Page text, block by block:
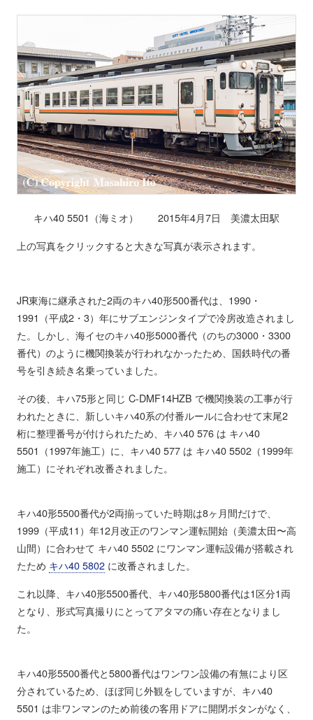
キハ40 5501（海ミオ） 2015年4月7日 美濃太田駅
上の写真をクリックすると大きな写真が表示されます。
JR東海に継承された2両のキハ40形500番代は、1990・
1991（平成2・3）年にサブエンジンタイプで冷房改造されまし
た。しかし、海イセのキハ40形5000番代（のちの3000・3300
番代）のように機関換装が行われなかったため、国鉄時代の番
号を引き続き名乗っていました。
その後、キハ75形と同じ C-DMF14HZB で機関換装の工事が行
われたときに、新しいキハ40系の付番ルールに合わせて末尾2
桁に整理番号が付けられたため、キハ40 576 は キハ40
5501（1997年施工）に、キハ40 577 は キハ40 5502（1999年
施工）にそれぞれ改番されました。
キハ40形5500番代が2両揃っていた時期は8ヶ月間だけで、
1999（平成11）年12月改正のワンマン運転開始（美濃太田〜高
山間）に合わせて キハ40 5502 にワンマン運転設備が搭載され
たため キハ40 5802に改番されました。
これ以降、キハ40形5500番代、キハ40形5800番代は1区分1両
となり、形式写真撮りにとってアタマの痛い存在となりまし
た。
キハ40形5500番代と5800番代はワンワン設備の有無により区
分されているため、ほぼ同じ外観をしていますが、キハ40
5501 は非ワンマンのため前後の客用ドアに開閉ボタンがなく、